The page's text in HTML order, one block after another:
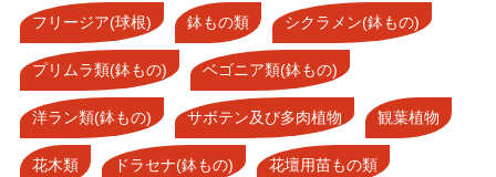
フリージア(球根) 鉢もの類 シクラメン(鉢もの)
プリムラ類(鉢もの) ベゴニア類(鉢もの)
洋ラン類(鉢もの) サボテン及び多肉植物 観葉植物
花木類 ドラセナ(鉢もの) 花壇用苗もの類